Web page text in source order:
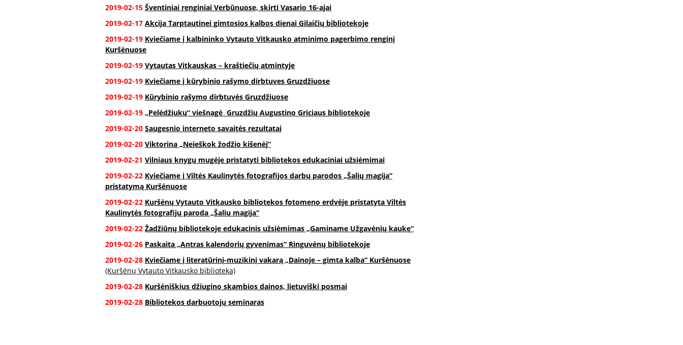
2019-02-15 Šventiniai renginiai Verbūnuose, skirti Vasario 16-ajai
2019-02-17 Akcija Tarptautinei gimtosios kalbos dienai Gilaičių bibliotekoje
2019-02-19 Kviečiame į kalbininko Vytauto Vitkausko atminimo pagerbimo renginį
Kuršėnuose
2019-02-19 Vytautas Vitkauskas – kraštiečių atmintyje
2019-02-19 Kviečiame į kūrybinio rašymo dirbtuves Gruzdžiuose
2019-02-19 Kūrybinio rašymo dirbtuvės Gruzdžiuose
2019-02-19 „Pelėdžiukų“ viešnagė Gruzdžių Augustino Griciaus bibliotekoje
2019-02-20 Saugesnio interneto savaitės rezultatai
2019-02-20 Viktorina „Neieškok žodžio kišenėj“
2019-02-21 Vilniaus knygų mugėje pristatyti bibliotekos edukaciniai užsiėmimai
2019-02-22 Kviečiame į Viltės Kaulinytės fotografijos darbų parodos „Šalių magija“
pristatymą Kuršėnuose
2019-02-22 Kuršėnų Vytauto Vitkausko bibliotekos fotomeno erdvėje pristatyta Viltės
Kaulinytės fotografijų paroda „Šalių magija“
2019-02-22 Žadžiūnų bibliotekoje edukacinis užsiėmimas „Gaminame Užgavėnių kaukę“
2019-02-26 Paskaita „Antras kalendorių gyvenimas“ Ringuvėnų bibliotekoje
2019-02-28 Kviečiame į literatūrinį-muzikinį vakarą „Dainoje – gimta kalba“ Kuršėnuose
(Kuršėnų Vytauto Vitkausko biblioteka)
2019-02-28 Kuršėniškius džiugino skambios dainos, lietuviški posmai
2019-02-28 Bibliotekos darbuotojų seminaras